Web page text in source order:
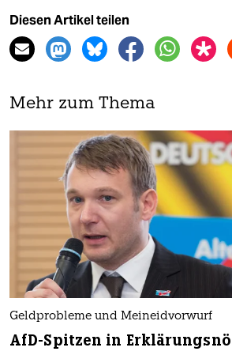
Diesen Artikel teilen
Mehr zum Thema
Geldprobleme und Meineidvorwurf
AfD-Spitzen in